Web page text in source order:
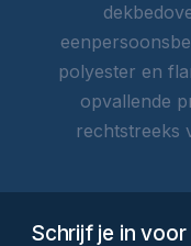
polyester en
opvallende
rechtstreeks
Schrijf je in